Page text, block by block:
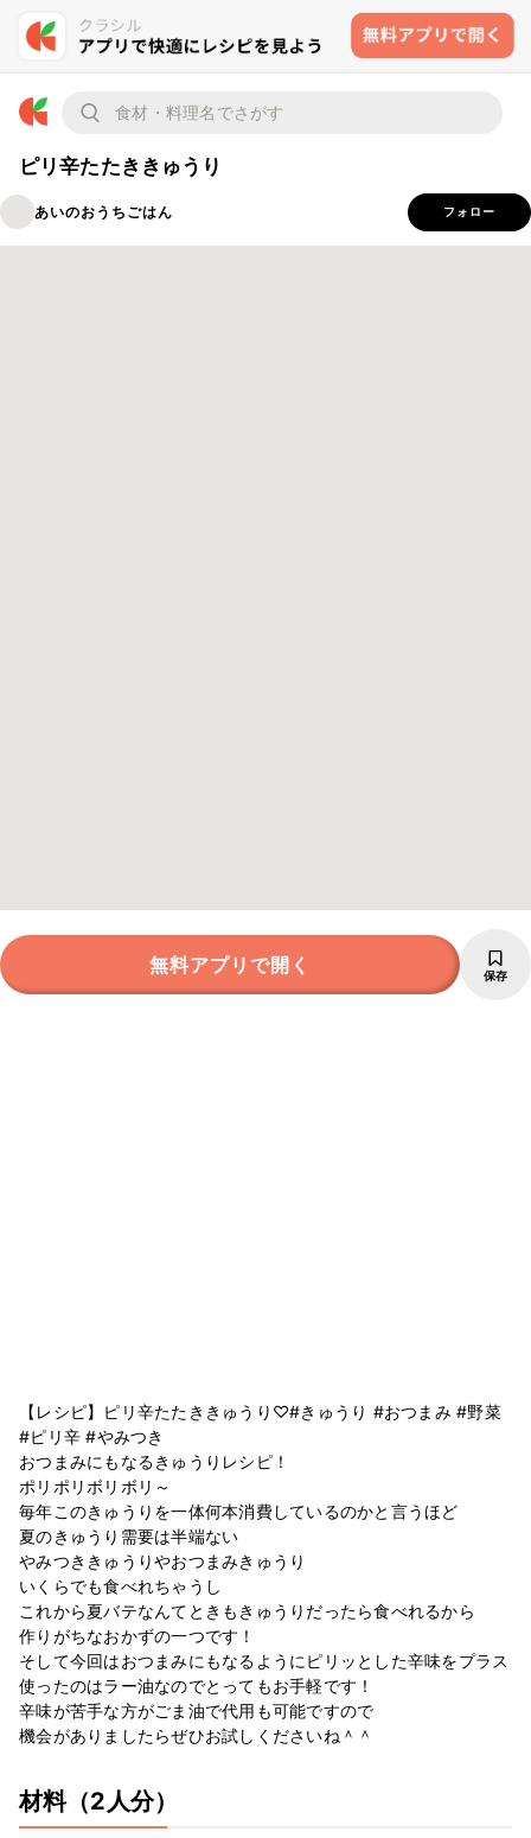
ピリ辛たたききゅうり
あいのおうちごはん フォロー
無料アプリで開く 保存
【レシピ】ピリ辛たたききゅうり♡#きゅうり #おつまみ #野菜
#ピリ辛 #やみつき
おつまみにもなるきゅうりレシピ！
ポリポリボリボリ～
毎年このきゅうりを一体何本消費しているのかと言うほど
夏のきゅうり需要は半端ない
やみつききゅうりやおつまみきゅうり
いくらでも食べれちゃうし
これから夏バテなんてときもきゅうりだったら食べれるから
作りがちなおかずの一つです！
そして今回はおつまみにもなるようにピリッとした辛味をプラス
使ったのはラー油なのでとってもお手軽です！
辛味が苦手な方がごま油で代用も可能ですので
機会がありましたらぜひお試しくださいね＾＾
材料（2人分）